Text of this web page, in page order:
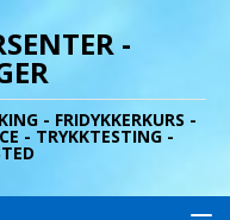
-
- FRIDYKKERKURS -
- TRYKKTESTING -